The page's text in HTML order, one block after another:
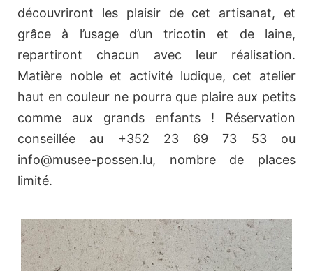
découvriront les plaisir de cet artisanat, et
grâce à l’usage d’un tricotin et de laine,
repartiront chacun avec leur réalisation.
Matière noble et activité ludique, cet atelier
haut en couleur ne pourra que plaire aux petits
comme aux grands enfants ! Réservation
conseillée au +352 23 69 73 53 ou
info@musee-possen.lu, nombre de places
limité.